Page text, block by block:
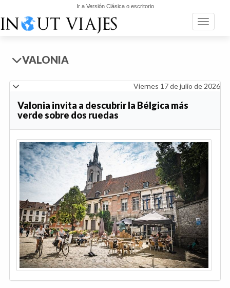
Ir a Versión Clásica o escritorio
Toggle
VALONIA
Viernes 17 de julio de 2026
Valonia invita a descubrir la Bélgica más
verde sobre dos ruedas